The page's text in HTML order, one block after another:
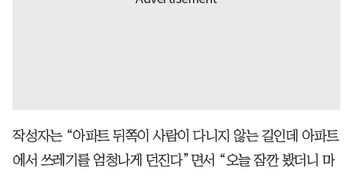
작성자는 “아파트 뒤쪽이 사람이 다니지 않는 길인데 아파트
에서 쓰레기를 엄청나게 던진다”면서 “오늘 잠깐 봤더니 마